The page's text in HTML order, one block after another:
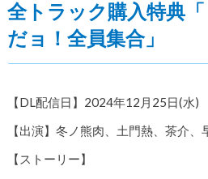
全トラック購入特典「
だョ！全員集合」
【DL配信日】2024年12月25日(水)
【出演】冬ノ熊肉、土門熱、茶介、
【ストーリー】